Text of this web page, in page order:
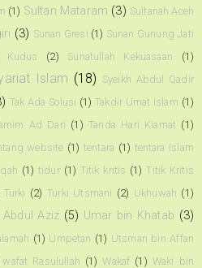
(1) Sultan Mataram (3) Sultanah Aceh
(3) Sunan Gresi (1) Sunan Gunung Jati
Kudus (2) Sunatullah Kekuasaan
(1)
Islam (18) Syeikh Abdul Qadir
Tak Ada Solusi (1) Takdir Umat Islam (1)
Ad Dari (1) Tanda Hari Kiamat (1)
website (1) tentara (1) tentara Islam
(1) tidur (1) Titik kritis (1) Titik Kritis
Turki (2) Turki Utsmani (2) Ukhuwah (1)
Aziz (5) Umar bin Khatab (3)
(1) Umpetan (1) Utsman bin Affan
wafat Rasulullah (1) Wakaf (1) Waki bin